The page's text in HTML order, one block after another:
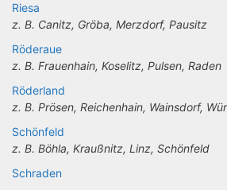
Riesa
z. B. Canitz, Gröba, Merzdorf, Pausitz
Röderaue
z. B. Frauenhain, Koselitz, Pulsen, Raden
Röderland
z. B. Prösen, Reichenhain, Wainsdorf,
Schönfeld
z. B. Böhla, Kraußnitz, Linz, Schönfeld
Schraden